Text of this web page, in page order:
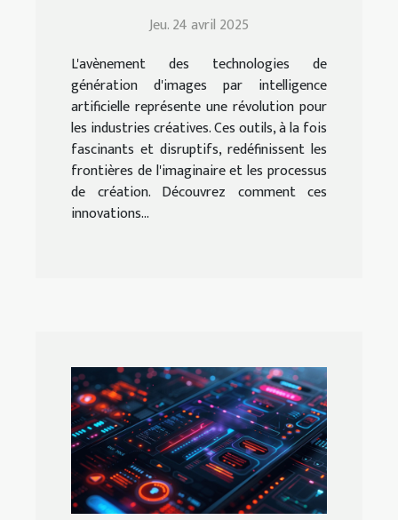
créativesJeu. 24 avril 2025
L'avènement des technologies de
génération d'images par intelligence
artificielle représente une révolution pour
les industries créatives. Ces outils, à la fois
fascinants et disruptifs, redéfinissent les
frontières de l'imaginaire et les processus
de création. Découvrez comment ces
innovations...